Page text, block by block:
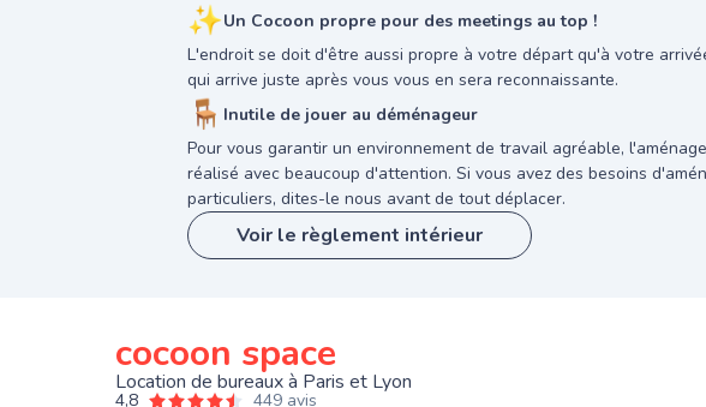
✨Un Cocoon propre pour des meetings au top !
L'endroit se doit d'être aussi propre à votre départ qu'à votre
qui arrive juste après vous vous en sera reconnaissante.
🪑 Inutile de jouer au déménageur
Pour vous garantir un environnement de travail agréable,
réalisé avec beaucoup d'attention. Si vous avez des besoins
particuliers, dites-le nous avant de tout déplacer.
Voir le règlement intérieur
cocoon space
Location de bureaux à Paris et Lyon
4,8 449 avis